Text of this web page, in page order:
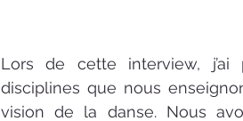
Lors de cette interview, j’ai
disciplines que nous
vision de la danse. Nous